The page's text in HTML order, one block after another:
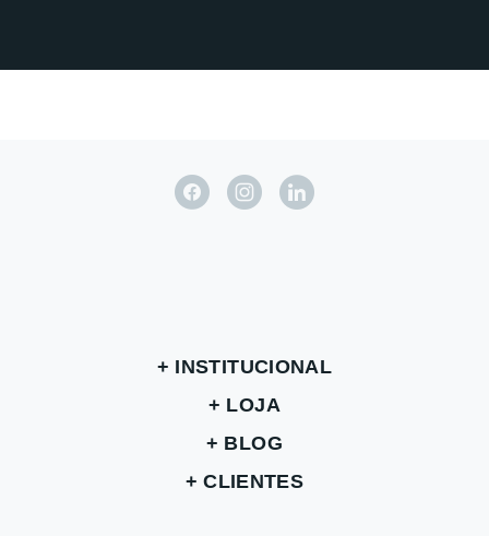
INSTITUCIONAL
LOJA
BLOG
CLIENTES